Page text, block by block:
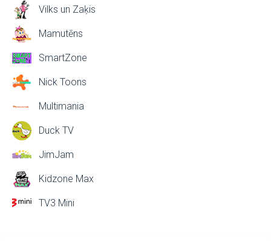
Vilks un Zaķis
Mamutēns
SmartZone
Nick Toons
Multimania
Duck TV
JimJam
Kidzone Max
TV3 Mini